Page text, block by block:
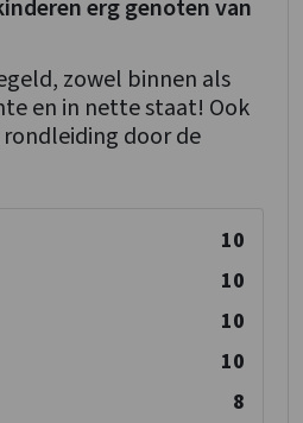
erg genoten van
zowel binnen als
en in nette staat! Ook
door de
10
10
10
10
8